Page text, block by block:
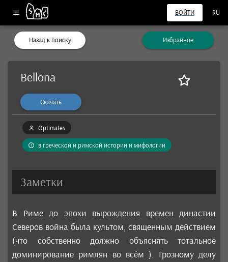
ВОЙТИ RU
Назад к поиску Избранное
Bellona
Скачать
Optimates
в греческой и римской истории и мифологии
Заметки
В Риме до эпохи вырождения времен династии
Северов война была культом, священным действием
(что собственно должно объяснять тотальное
доминирование римлян во всём ). Грозному делу